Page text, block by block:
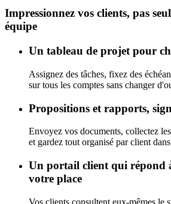
Impressionnez vos clients, pas
équipe
Un tableau de projet pour
Assignez des tâches, fixez des
sur tous les comptes sans changer
Propositions et rapports,
Envoyez vos documents, collectez
et gardez tout organisé par client
Un portail client qui répond
votre place
Vos clients consultent eux-mêmes le